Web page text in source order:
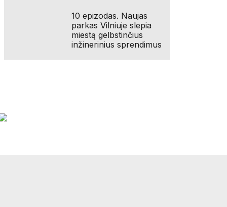
10 epizodas. Naujas
parkas Vilniuje slepia
miestą gelbstinčius
inžinerinius sprendimus